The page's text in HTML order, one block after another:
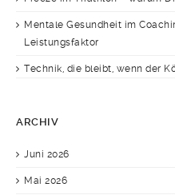
Mentale Gesundheit im
Leistungsfaktor
Technik, die bleibt, wenn der
ARCHIV
Juni 2026
Mai 2026